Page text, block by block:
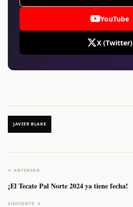
YouTube
X (Twitter)
JAVIER BLAKE
← ANTERIOR
¡El Tecate Pal Norte 2024 ya tiene fecha!
SIGUIENTE →